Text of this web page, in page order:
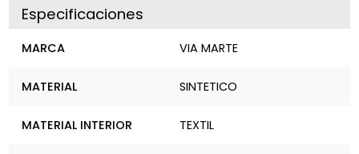
Especificaciones
MARCA VIA MARTE
MATERIAL SINTETICO
MATERIAL INTERIOR TEXTIL